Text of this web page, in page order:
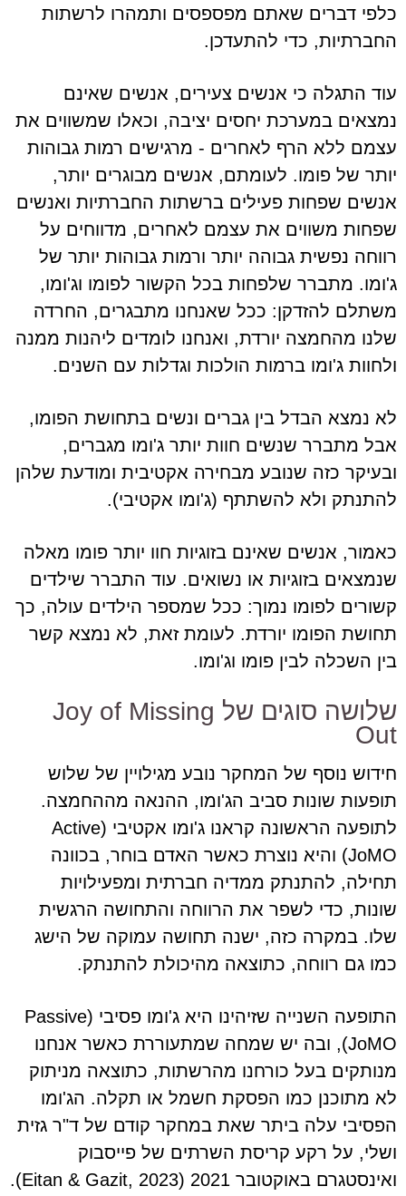
כלפי דברים שאתם מפספסים ותמהרו לרשתות
החברתיות, כדי להתעדכן.
עוד התגלה כי אנשים צעירים, אנשים שאינם
נמצאים במערכת יחסים יציבה, וכאלו שמשווים את
עצמם ללא הרף לאחרים - מרגישים רמות גבוהות
יותר של פומו. לעומתם, אנשים מבוגרים יותר,
אנשים שפחות פעילים ברשתות החברתיות ואנשים
שפחות משווים את עצמם לאחרים, מדווחים על
רווחה נפשית גבוהה יותר ורמות גבוהות יותר של
ג'ומו. מתברר שלפחות בכל הקשור לפומו וג'ומו,
משתלם להזדקן: ככל שאנחנו מתבגרים, החרדה
שלנו מהחמצה יורדת, ואנחנו לומדים ליהנות ממנה
ולחוות ג'ומו ברמות הולכות וגדלות עם השנים.
לא נמצא הבדל בין גברים ונשים בתחושת הפומו,
אבל מתברר שנשים חוות יותר ג'ומו מגברים,
ובעיקר כזה שנובע מבחירה אקטיבית ומודעת שלהן
להתנתק ולא להשתתף (ג'ומו אקטיבי).
כאמור, אנשים שאינם בזוגיות חוו יותר פומו מאלה
שנמצאים בזוגיות או נשואים. עוד התברר שילדים
קשורים לפומו נמוך: ככל שמספר הילדים עולה, כך
תחושת הפומו יורדת. לעומת זאת, לא נמצא קשר
בין השכלה לבין פומו וג'ומו.
שלושה סוגים של Joy of Missing
Out
חידוש נוסף של המחקר נובע מגילויין של שלוש
תופעות שונות סביב הג'ומו, ההנאה מההחמצה.
לתופעה הראשונה קראנו ג'ומו אקטיבי (Active
JoMO) והיא נוצרת כאשר האדם בוחר, בכוונה
תחילה, להתנתק ממדיה חברתית ומפעילויות
שונות, כדי לשפר את הרווחה והתחושה הרגשית
שלו. במקרה כזה, ישנה תחושה עמוקה של הישג
כמו גם רווחה, כתוצאה מהיכולת להתנתק.
התופעה השנייה שזיהינו היא ג'ומו פסיבי (Passive
JoMO), ובה יש שמחה שמתעוררת כאשר אנחנו
מנותקים בעל כורחנו מהרשתות, כתוצאה מניתוק
לא מתוכנן כמו הפסקת חשמל או תקלה. הג'ומו
הפסיבי עלה ביתר שאת במחקר קודם של ד"ר גזית
ושלי, על רקע קריסת השרתים של פייסבוק
ואינסטגרם באוקטובר 2021 (Eitan & Gazit, 2023).